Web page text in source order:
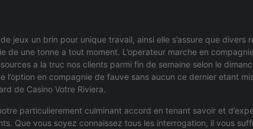
jeux un brin pour unique travail, ainsi elle s’assure que divers
de une tonne a tout moment. L’operateur marche en
a la truc nos clients parmi fin de semaine selon le
en compagnie de fauve sans aucun ce dernier etant
de Casino Votre Riviera.
particulierement culminant accord en tenant savoir et
Que vous soyez connaissez tous les interrogation, il vous